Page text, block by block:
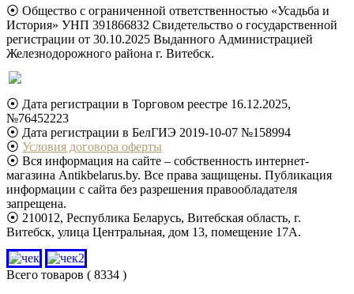
⦿ Общество с ограниченной ответственностью «Усадьба и
История» УНП 391866832 Свидетельство о государственной
регистрации от 30.10.2025 Выданного Администрацией
Железнодорожного района г. Витебск.
⦿ Дата регистрации в Торговом реестре 16.12.2025,
№76452223
⦿ Дата регистрации в БелГИЭ 2019-10-07 №158994
⦿ Условия договора оферты
⦿ Вся информация на сайте – собственность интернет-
магазина Antikbelarus.by. Все права защищены. Публикация
информации с сайта без разрешения правообладателя
запрещена.
⦿ 210012, Республика Беларусь, Витебская область, г.
Витебск, улица Центральная, дом 13, помещение 17А.
Всего товаров ( 8334 )